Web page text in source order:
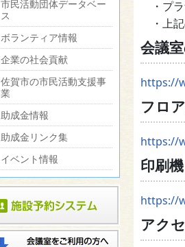
市民活動団体データベー
ス
ボランティア情報
企業の社会貢献
佐賀市の市民活動支援事
業
助成金情報
助成金リンク集
イベント情報
・プラ
・上記
会議
https://
フロ
https://
印刷
https://
アク